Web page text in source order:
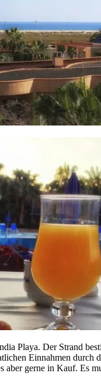
Playa. Der Strand
Einnahmen
gerne in Kauf. Es